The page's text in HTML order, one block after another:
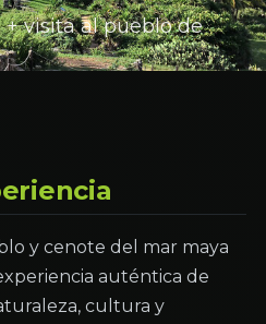
visita al pueblo de
y cenote del mar maya
auténtica de
cultura y